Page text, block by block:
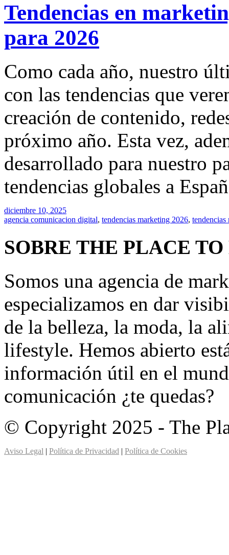
Tendencias en
para 2026
Como cada año, nuestro
con las tendencias que
creación de contenido,
próximo año. Esta vez,
desarrollado para nuestro
tendencias globales a
diciembre 10, 2025
agencia comunicacion digital, tendencias marketing 2026,
SOBRE THE PLACE TO
Somos una agencia de
especializamos en dar
de la belleza, la moda, la
lifestyle. Hemos abierto
información útil en el
comunicación ¿te quedas?
© Copyright 2025 - The
Aviso Legal | Política de Privacidad | Política de Cookies